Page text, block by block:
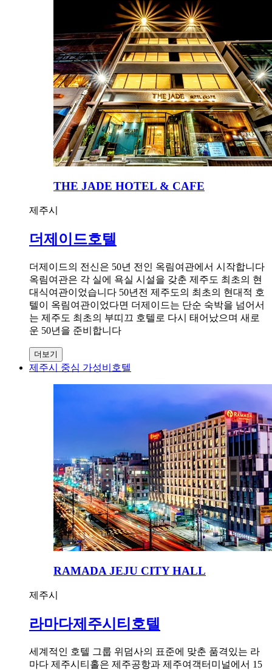
THE JADE HOTEL & CAFE
제주시
더제이드호텔
더제이드의 전신은 50년 전인 옥림여관에서 시작합니다
옥림여관은 각 실에 욕실 시설을 갖춘 제주도 최초의 현
대식여관이었습니다 50년전 제주도의 최초의 현대적 호
텔이 옥림여관이었다면 더제이드는 단순 숙박을 넘어서
는 제주도 최초의 부띠끄 호텔로 다시 태어났으며 새로
운 50년을 준비합니다
더보기
제주시 중심 가성비호텔
RAMADA JEJU CITY HALL
제주시
라마다제주시티호텔
세계적인 호텔 그룹 위덤사의 표준에 맞춘 품격있는 라
마다 제주시티홀은 제주공항과 제주여객터미널에서 15